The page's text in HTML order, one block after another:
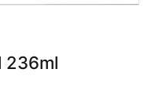
236ml